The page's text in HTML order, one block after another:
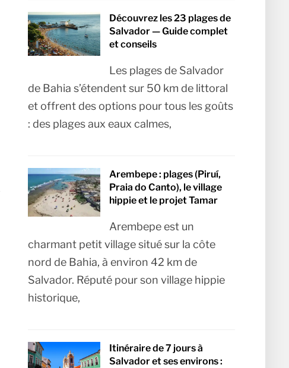
Découvrez les 23 plages de
Salvador — Guide complet
et conseils
Les plages de Salvador
de Bahia s’étendent sur 50 km de littoral
et offrent des options pour tous les goûts
: des plages aux eaux calmes,
Arembepe : plages (Piruí,
Praia do Canto), le village
hippie et le projet Tamar
Arembepe est un
charmant petit village situé sur la côte
nord de Bahia, à environ 42 km de
Salvador. Réputé pour son village hippie
historique,
Itinéraire de 7 jours à
Salvador et ses environs :